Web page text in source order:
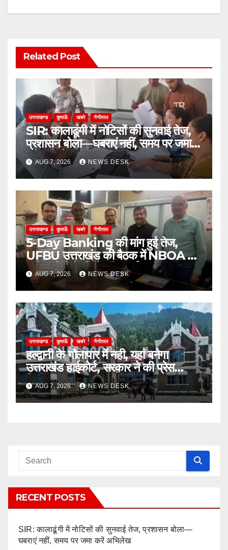
Related Post
उत्तराखण्ड कुमाऊँ खबरे नैनीताल
SIR: कालाढूंगी में नोटिसों की सुनवाई तेज,
प्रशासन बोला—घबराएं नहीं, समय पर जमा
करें अभिलेख
AUG 7, 2026 NEWS DESK
उत्तराखण्ड कुमाऊँ खबरे नैनीताल
5-Day Banking की मांग हुई तेज,
UFBU उत्तराखंड की बैठक में NBOA ने
अधिकारियों के हितों की उठाई मजबूत आवाज
AUG 7, 2026 NEWS DESK
उत्तराखण्ड कुमाऊँ खबरे नैनीताल
हल्द्वानी के गौलापार में नही, यहां बनेगा
उत्तराखंड हाईकोर्ट, सरकार ने की प्रेस
रिलीज़ जारी
AUG 7, 2026 NEWS DESK
RECENT POSTS
SIR: कालाढूंगी में नोटिसों की सुनवाई तेज, प्रशासन बोला—
घबराएं नहीं, समय पर जमा करें अभिलेख